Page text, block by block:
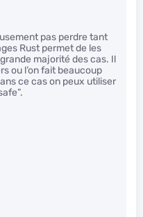
pas perdre tant
Rust permet de les
majorité des cas. Il
ou l’on fait beaucoup
ce cas on peux utiliser